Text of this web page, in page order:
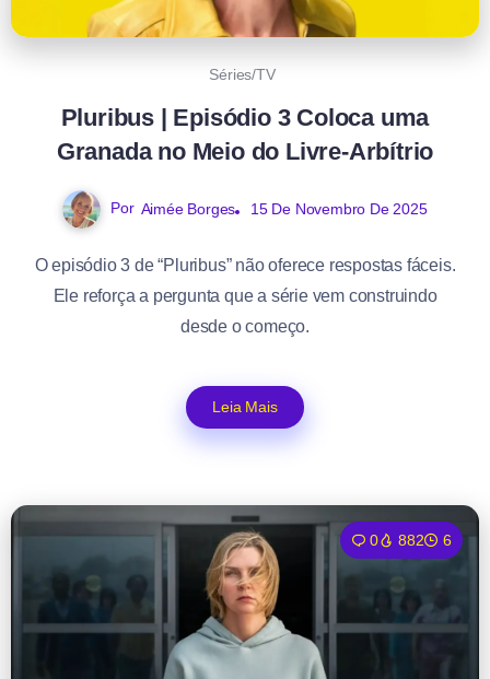
Séries/TV
Pluribus | Episódio 3 Coloca uma
Granada no Meio do Livre-Arbítrio
Por Aimée Borges 15 De Novembro De 2025
O episódio 3 de “Pluribus” não oferece respostas fáceis.
Ele reforça a pergunta que a série vem construindo
desde o começo.
Leia Mais
0 882 6